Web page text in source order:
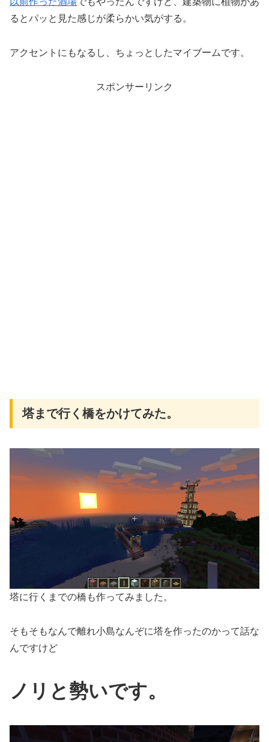
るとパッと見た感じが柔らかい気がする。
アクセントにもなるし、ちょっとしたマイブームです。
スポンサーリンク
塔まで行く橋をかけてみた。
塔に行くまでの橋も作ってみました。
そもそもなんで離れ小島なんぞに塔を作ったのかって話な
んですけど
ノリと勢いです。